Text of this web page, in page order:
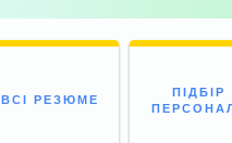
ВСІ РЕЗЮМЕ
ПІДБІР